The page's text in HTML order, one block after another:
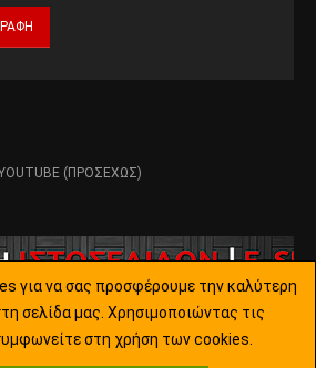
(ΠΡΟΣΕΧΏΣ)
για να σας προσφέρουμε την καλύτερη
σελίδα μας. Χρησιμοποιώντας τις
στη χρήση των cookies.